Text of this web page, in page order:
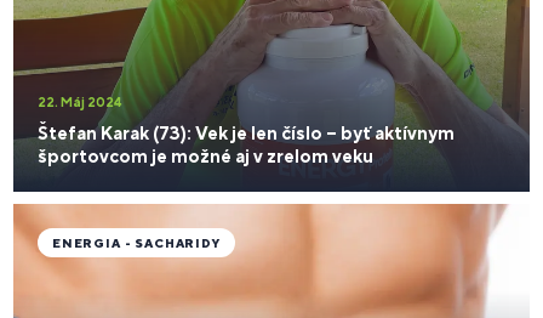
22. Máj 2024
Štefan Karak (73): Vek je len číslo – byť aktívnym
športovcom je možné aj v zrelom veku
ENERGIA - SACHARIDY